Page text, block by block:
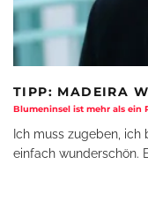
TIPP: MADEIRA
Blumeninsel ist mehr als ein
Ich muss zugeben, ich
einfach wunderschön.